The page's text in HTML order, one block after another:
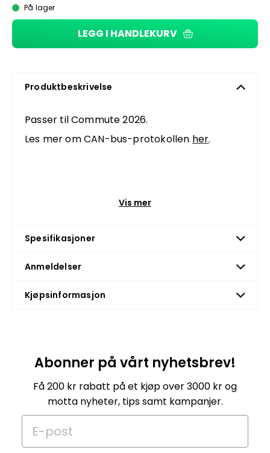
På lager
LEGG I HANDLEKURV
Produktbeskrivelse
Passer til Commute 2026.
Les mer om CAN-bus-protokollen her.
Vis mer
Spesifikasjoner
Anmeldelser
Kjøpsinformasjon
Abonner på vårt nyhetsbrev!
Få 200 kr rabatt på et kjøp over 3000 kr og
motta nyheter, tips samt kampanjer.
E-post